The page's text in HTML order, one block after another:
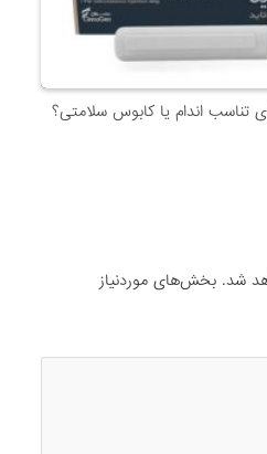
تناسب اندام یا کابوس سلامتی؟
شد. بخش‌های موردنیاز